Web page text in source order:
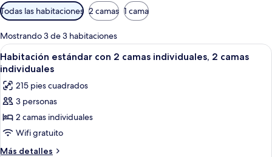
Filtros
disponibles
para
las
habitaciones
Todas las habitaciones 2 camas 1 cama
Mostrando 3 de 3 habitaciones
Abrir
todas
las
fotos
de
Habitación
estándar
con
Una habitación de hotel con una
7
Habitación estándar con 2 camas individuales, 2 camas
individuales
215 pies cuadrados
3 personas
2 camas individuales
Wifi gratuito
Más detalles
Más